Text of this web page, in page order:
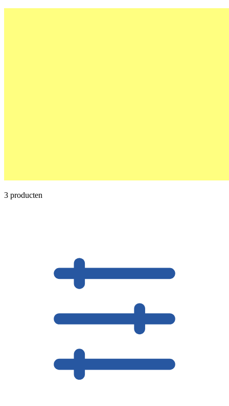
3 producten